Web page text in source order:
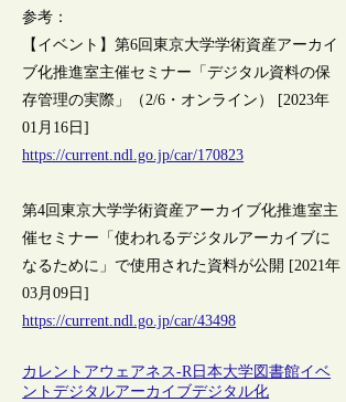
参考：
【イベント】第6回東京大学学術資産アーカイ
ブ化推進室主催セミナー「デジタル資料の保
存管理の実際」（2/6・オンライン） [2023年
01月16日]
https://current.ndl.go.jp/car/170823
第4回東京大学学術資産アーカイブ化推進室主
催セミナー「使われるデジタルアーカイブに
なるために」で使用された資料が公開 [2021年
03月09日]
https://current.ndl.go.jp/car/43498
カレントアウェアネス-R日本大学図書館イベ
ントデジタルアーカイブデジタル化